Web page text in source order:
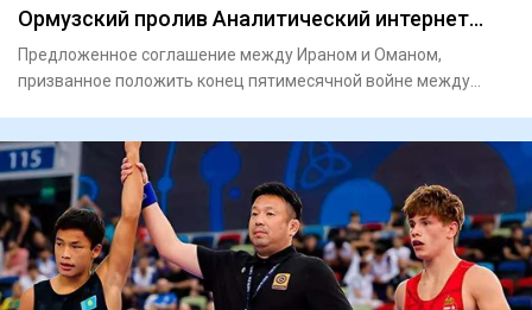
Ормузский пролив Аналитический интернет
журнал Власть
Предложенное соглашение между Ираном и Оманом,
призванное положить конец пятимесячной войне между